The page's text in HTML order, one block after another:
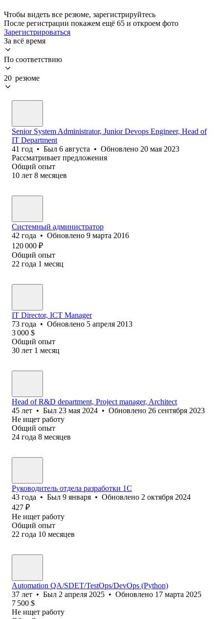
Чтобы видеть все резюме, зарегистрируйтесь
После регистрации покажем ещё 65 и откроем фото
Зарегистрироваться
За всё время
По соответствию
20 резюме
Senior System Administrator, Junior Devops Engineer, Head of
IT Department
41 год • Был 6 августа • Обновлено 20 мая 2023
Рассматривает предложения
Общий опыт
10 лет 8 месяцев
Системный администратор
42 года • Обновлено 9 марта 2016
120 000 ₽
Общий опыт
22 года 1 месяц
IT Director, ICT Manager
73 года • Обновлено 5 апреля 2013
3 000 $
Общий опыт
30 лет 1 месяц
Head of R&D department, Project manager, Architect
45 лет • Был 23 мая 2024 • Обновлено 26 сентября 2023
Не ищет работу
Общий опыт
24 года 8 месяцев
Руководитель отдела разработки 1С
43 года • Был 9 января • Обновлено 2 октября 2024
427 ₽
Не ищет работу
Общий опыт
22 года 10 месяцев
Automation QA/SDET/TestOps/DevOps (Python)
37 лет • Был 2 апреля 2025 • Обновлено 17 марта 2025
7 500 $
Не ищет работу